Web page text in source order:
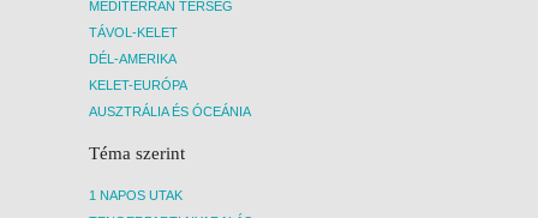
MEDITERRÁN TÉRSÉG
TÁVOL-KELET
DÉL-AMERIKA
KELET-EURÓPA
AUSZTRÁLIA ÉS ÓCEÁNIA
Téma szerint
1 NAPOS UTAK